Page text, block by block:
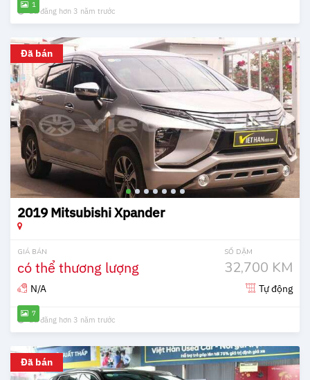
1
Đã đăng hơn 3 năm trước
Đã bán
7
2019 Mitsubishi Xpander
GIÁ BÁN
có thể thương lượng
SỐ DẶM
32,700 KM
N/A Tự động
Đã đăng hơn 3 năm trước
Đã bán